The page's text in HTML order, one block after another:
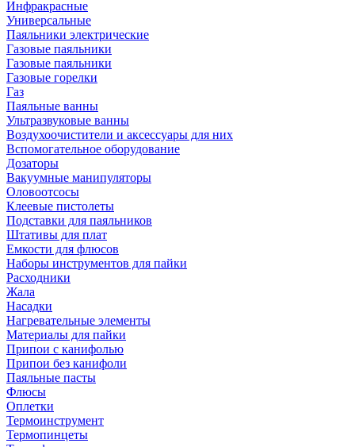
Инфракрасные
Универсальные
Паяльники электрические
Газовые паяльники
Газовые паяльники
Газовые горелки
Газ
Паяльные ванны
Ультразвуковые ванны
Воздухоочистители и аксессуары для них
Вспомогательное оборудование
Дозаторы
Вакуумные манипуляторы
Оловоотсосы
Клеевые пистолеты
Подставки для паяльников
Штативы для плат
Емкости для флюсов
Наборы инструментов для пайки
Расходники
Жала
Насадки
Нагревательные элементы
Материалы для пайки
Припои с канифолью
Припои без канифоли
Паяльные пасты
Флюсы
Оплетки
Термоинструмент
Термопинцеты